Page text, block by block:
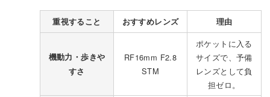
重視すること おすすめレンズ 理由
機動力・歩きや
すさ
RF16mm F2.8
STM
ポケットに入る
サイズで、予備
レンズとして負
担ゼロ。